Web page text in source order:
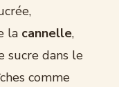
la cannelle,
sucre dans le
comme